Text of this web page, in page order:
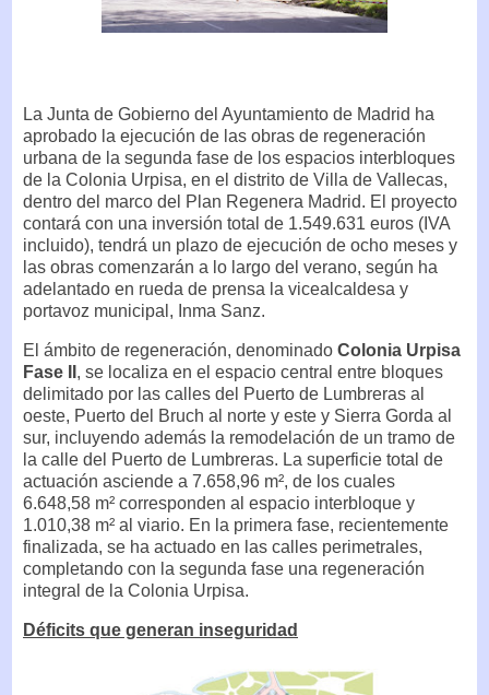
La Junta de Gobierno del Ayuntamiento de Madrid ha
aprobado la ejecución de las obras de regeneración
urbana de la segunda fase de los espacios interbloques
de la Colonia Urpisa, en el distrito de Villa de Vallecas,
dentro del marco del Plan Regenera Madrid. El proyecto
contará con una inversión total de 1.549.631 euros (IVA
incluido), tendrá un plazo de ejecución de ocho meses y
las obras comenzarán a lo largo del verano, según ha
adelantado en rueda de prensa la vicealcaldesa y
portavoz municipal, Inma Sanz.
El ámbito de regeneración, denominado Colonia Urpisa
Fase II , se localiza en el espacio central entre bloques
delimitado por las calles del Puerto de Lumbreras al
oeste, Puerto del Bruch al norte y este y Sierra Gorda al
sur, incluyendo además la remodelación de un tramo de
la calle del Puerto de Lumbreras. La superficie total de
actuación asciende a 7.658,96 m², de los cuales
6.648,58 m² corresponden al espacio interbloque y
1.010,38 m² al viario. En la primera fase, recientemente
finalizada, se ha actuado en las calles perimetrales,
completando con la segunda fase una regeneración
integral de la Colonia Urpisa.
Déficits que generan inseguridad